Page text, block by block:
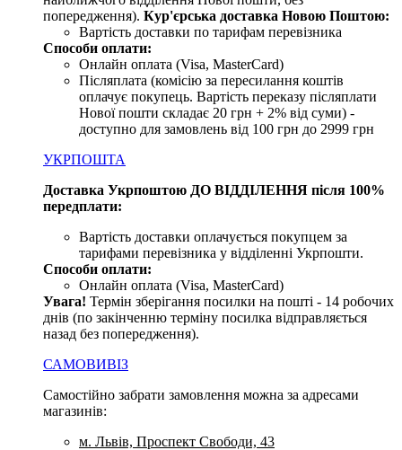
попередження). Кур'єрська доставка Новою Поштою:
Вартість доставки по тарифам перевізника
Способи оплати:
Онлайн оплата (Visa, MasterCard)
Післяплата (комісію за пересилання коштів
оплачує покупець. Вартість переказу післяплати
Нової пошти складає 20 грн + 2% від суми) -
доступно для замовлень від 100 грн до 2999 грн
УКРПОШТА
Доставка Укрпоштою ДО ВІДДІЛЕННЯ після 100%
передплати:
Вартість доставки оплачується покупцем за
тарифами перевізника у відділенні Укрпошти.
Способи оплати:
Онлайн оплата (Visa, MasterCard)
Увага! Термін зберігання посилки на пошті - 14 робочих
днів (по закінченню терміну посилка відправляється
назад без попередження).
САМОВИВІЗ
Самостійно забрати замовлення можна за адресами
магазинів:
м. Львів, Проспект Свободи, 43